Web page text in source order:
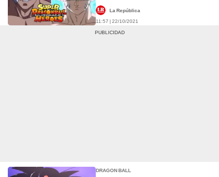
La República
11:57 | 22/10/2021
DRAGON BALL